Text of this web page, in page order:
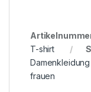
T-shirt
frauen